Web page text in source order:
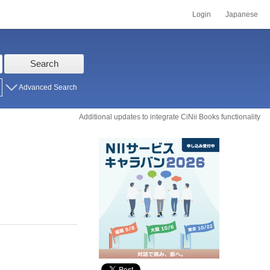
Login Japanese
Search
Advanced Search
Additional updates to integrate CiNii Books functionality